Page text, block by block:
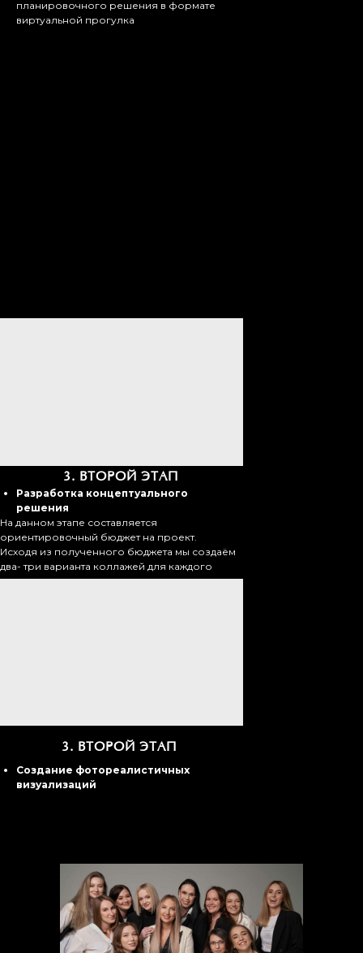
планировочного решения в формате
виртуальной прогулка
3. ВТОРОЙ ЭТАП
Разработка концептуального
решения
На данном этапе составляется
ориентировочный бюджет на проект.
Исходя из полученного бюджета мы создаём
два- три варианта коллажей для каждого
помещения.
3. ВТОРОЙ ЭТАП
Создание фотореалистичных
визуализаций